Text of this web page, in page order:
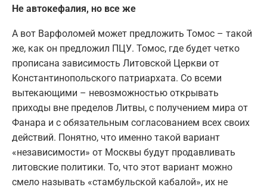
Не автокефалия, но все же
А вот Варфоломей может предложить Томос – такой
же, как он предложил ПЦУ. Томос, где будет четко
прописана зависимость Литовской Церкви от
Константинопольского патриархата. Со всеми
вытекающими – невозможностью открывать
приходы вне пределов Литвы, с получением мира от
Фанара и с обязательным согласованием всех своих
действий. Понятно, что именно такой вариант
«независимости» от Москвы будут продавливать
литовские политики. То, что этот вариант можно
смело называть «стамбульской кабалой», их не